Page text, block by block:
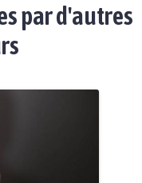
par d'autres